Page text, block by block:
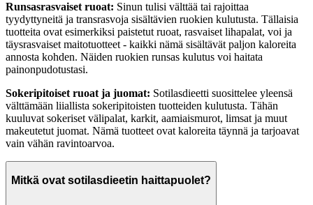
Runsasrasvaiset ruoat: Sinun tulisi välttää tai rajoittaa
tyydyttyneitä ja transrasvoja sisältävien ruokien kulutusta. Tällaisia
tuotteita ovat esimerkiksi paistetut ruoat, rasvaiset lihapalat, voi ja
täysrasvaiset maitotuotteet - kaikki nämä sisältävät paljon kaloreita
annosta kohden. Näiden ruokien runsas kulutus voi haitata
painonpudotustasi.
Sokeripitoiset ruoat ja juomat: Sotilasdieetti suosittelee yleensä
välttämään liiallista sokeripitoisten tuotteiden kulutusta. Tähän
kuuluvat sokeriset välipalat, karkit, aamiaismurot, limsat ja muut
makeutetut juomat. Nämä tuotteet ovat kaloreita täynnä ja tarjoavat
vain vähän ravintoarvoa.
Mitkä ovat sotilasdieetin haittapuolet?